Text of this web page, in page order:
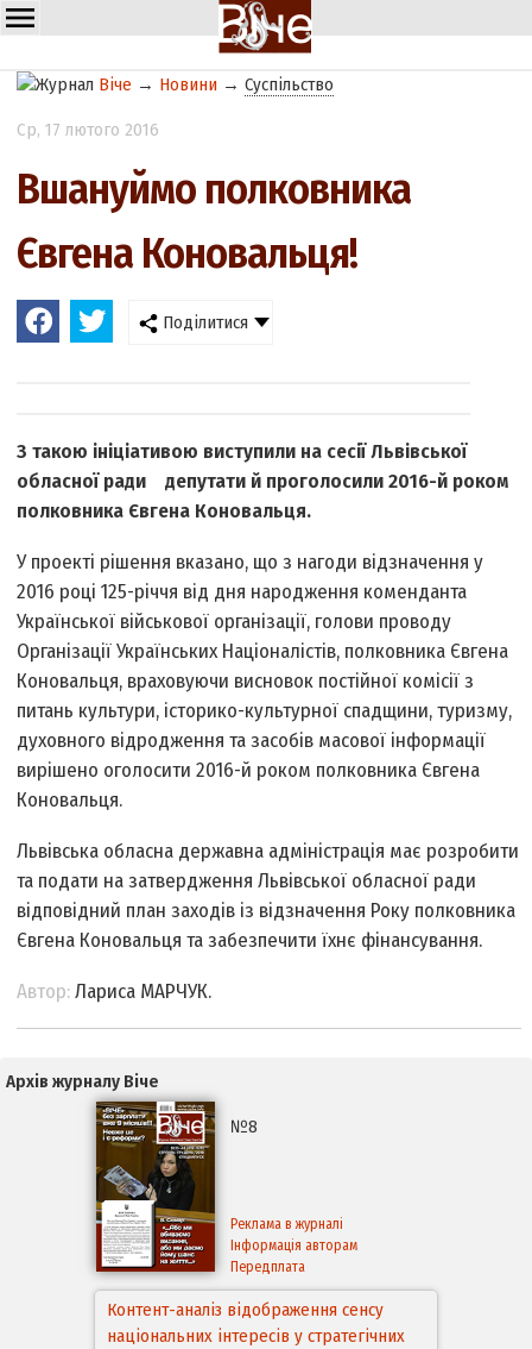
Віче → Новини →Суспільство
Ср, 17 лютого 2016
Вшануймо полковника
Євгена Коновальця!
Поділитися
З такою ініціативою виступили на сесії Львівської
обласної ради депутати й проголосили 2016-й роком
полковника Євгена Коновальця.
У проекті рішення вказано, що з нагоди відзначення у
2016 році 125-річчя від дня народження коменданта
Української військової організації, голови проводу
Організації Українських Націоналістів, полковника Євгена
Коновальця, враховуючи висновок постійної комісії з
питань культури, історико-культурної спадщини, туризму,
духовного відродження та засобів масової інформації
вирішено оголосити 2016-й роком полковника Євгена
Коновальця.
Львівська обласна державна адміністрація має розробити
та подати на затвердження Львівської обласної ради
відповідний план заходів із відзначення Року полковника
Євгена Коновальця та забезпечити їхнє фінансування.
Автор:Лариса МАРЧУК.
Архів журналу Віче
№8
Реклама в журналі
Інформація авторам
Передплата
Контент-аналіз відображення сенсу
національних інтересів у стратегічних